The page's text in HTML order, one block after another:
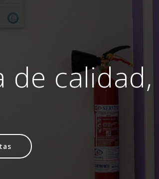
de calidad,